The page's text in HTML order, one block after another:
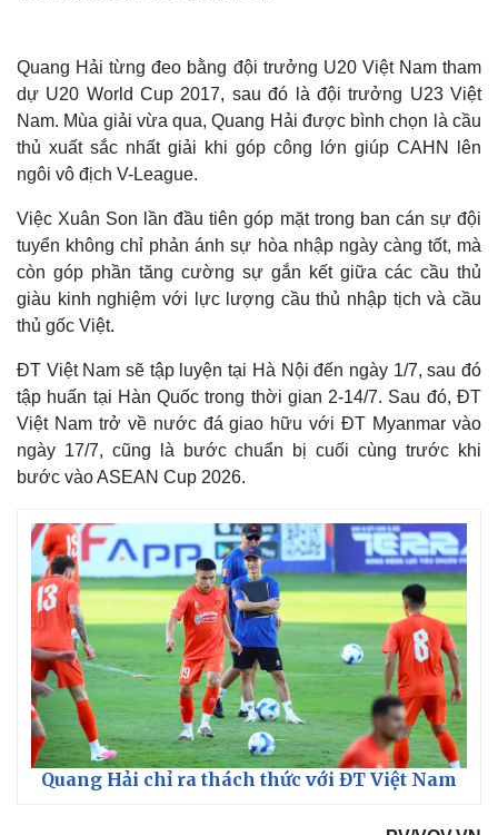
Thế giới
Quan sát
Cuộc sống đó đây
Hồ sơ
Multimedia
Video
Ảnh
E-Magazine
Infographic
Quang Hải từng đeo bằng đội trưởng U20 Việt Nam tham
dự U20 World Cup 2017, sau đó là đội trưởng U23 Việt
Nam. Mùa giải vừa qua, Quang Hải được bình chọn là cầu
thủ xuất sắc nhất giải khi góp công lớn giúp CAHN lên
ngôi vô địch V-League.
Việc Xuân Son lần đầu tiên góp mặt trong ban cán sự đội
tuyển không chỉ phản ánh sự hòa nhập ngày càng tốt, mà
còn góp phần tăng cường sự gắn kết giữa các cầu thủ
giàu kinh nghiệm với lực lượng cầu thủ nhập tịch và cầu
thủ gốc Việt.
ĐT Việt Nam sẽ tập luyện tại Hà Nội đến ngày 1/7, sau đó
tập huấn tại Hàn Quốc trong thời gian 2-14/7. Sau đó, ĐT
Việt Nam trở về nước đá giao hữu với ĐT Myanmar vào
ngày 17/7, cũng là bước chuẩn bị cuối cùng trước khi
bước vào ASEAN Cup 2026.
Quang Hải chỉ ra thách thức với ĐT Việt Nam